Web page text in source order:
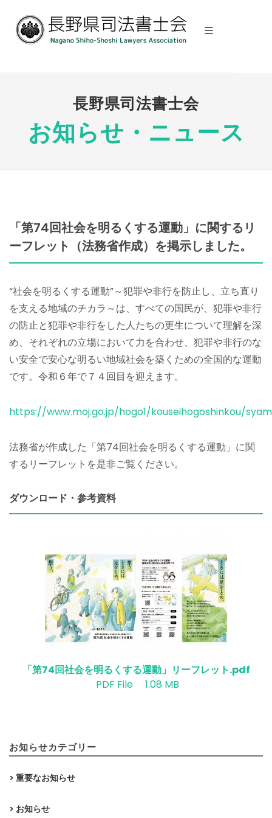
長野県司法書士会
お知らせ・ニュース
「第74回社会を明るくする運動」に関するリ
ーフレット（法務省作成）を掲示しました。
“社会を明るくする運動”～犯罪や非行を防止し、立ち直り
を支える地域のチカラ～は、すべての国民が、犯罪や非行
の防止と犯罪や非行をした人たちの更生について理解を深
め、それぞれの立場において力を合わせ、犯罪や非行のな
い安全で安心な明るい地域社会を築くための全国的な運動
です。令和６年で７４回目を迎えます。
https://www.moj.go.jp/hogo1/kouseihogoshinkou/
法務省が作成した「第74回社会を明るくする運動」に関
するリーフレットを是非ご覧ください。
ダウンロード・参考資料
「第74回社会を明るくする運動」リーフレット.pdf
PDF File 1.08 MB
お知らせカテゴリー
> 重要なお知らせ
> お知らせ